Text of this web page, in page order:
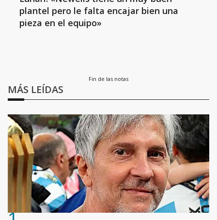
plantel pero le falta encajar bien una
pieza en el equipo»
Fin de las notas
MÁS LEÍDAS